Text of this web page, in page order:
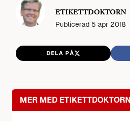
ETIKETTDOKTORN
Publicerad 5 apr 2018
DELA PÅ
MER MED ETIKETTDOKTORN